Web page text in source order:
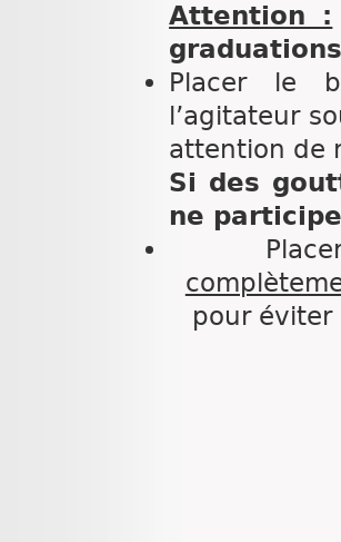
Attention :
Placer le
l’agitateur
attention de
Si des
ne
pour éviter